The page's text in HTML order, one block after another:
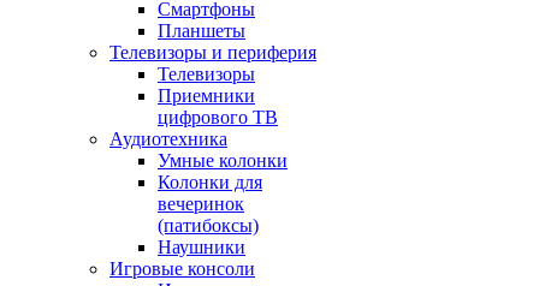
Смартфоны
Планшеты
Телевизоры и периферия
Телевизоры
Приемники
цифрового ТВ
Аудиотехника
Умные колонки
Колонки для
вечеринок
(патибоксы)
Наушники
Игровые консоли